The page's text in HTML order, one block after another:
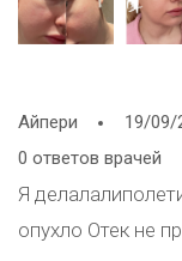
ввели на лицо и
утверждает , что
никогда не было
об их
Издалека это
Айпери 19/09/
0 ответов врачей
Я делалалиполетики 2 3
опухло